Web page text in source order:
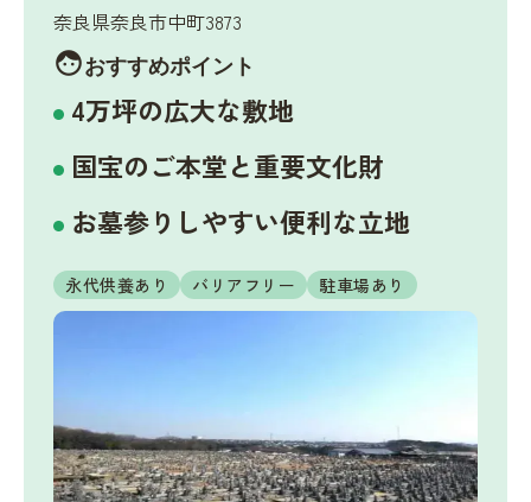
奈良県奈良市中町3873
face おすすめポイント
4万坪の広大な敷地
国宝のご本堂と重要文化財
お墓参りしやすい便利な立地
永代供養あり バリアフリー 駐車場あり